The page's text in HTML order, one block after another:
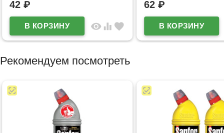
42 ₽
visibility equalizer favorite
62 ₽
Рекомендуем посмотреть